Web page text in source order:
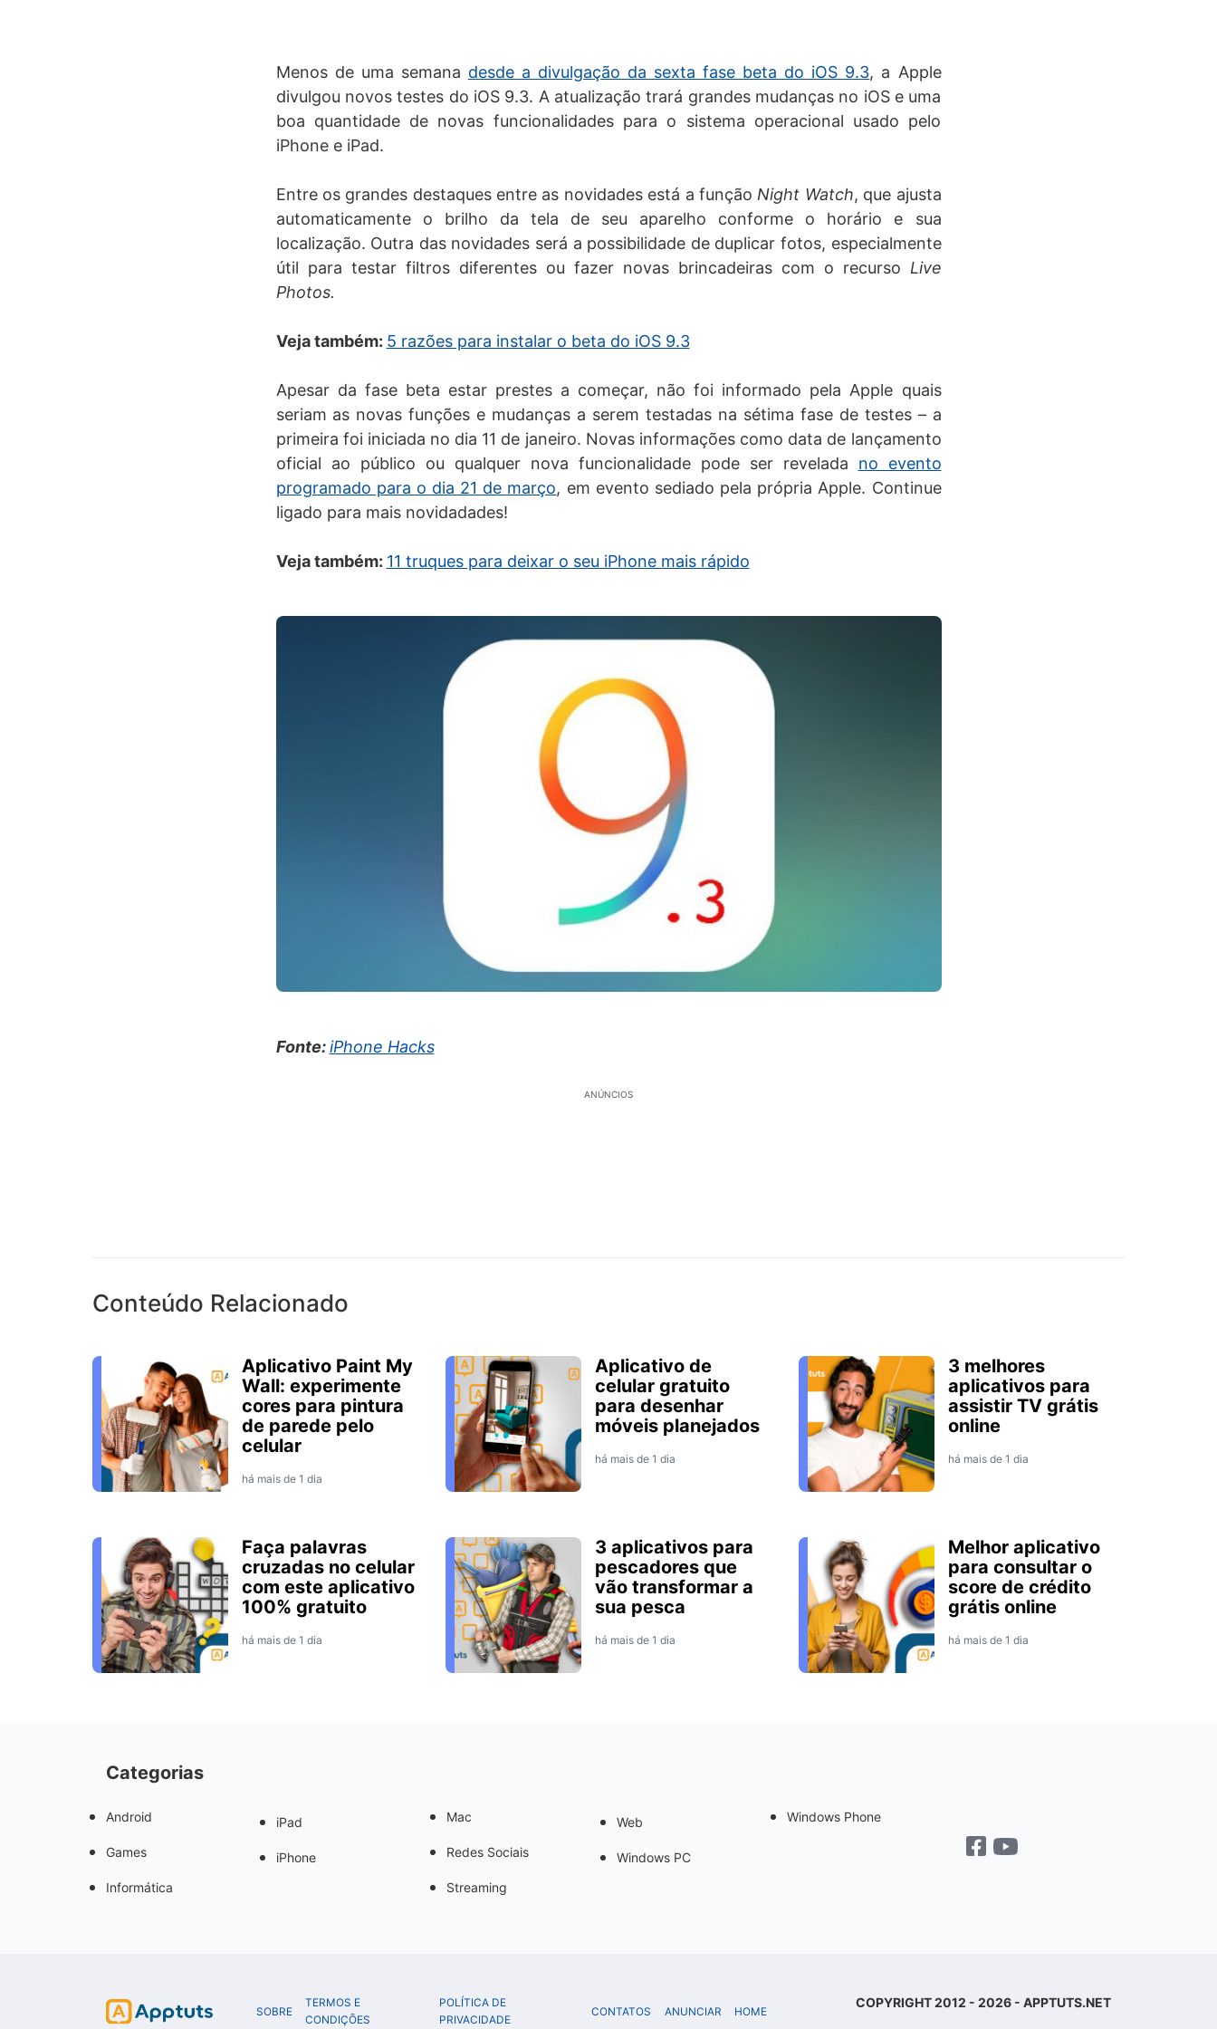
Menos de uma semana desde a divulgação da sexta fase beta do iOS 9.3, a Apple
divulgou novos testes do iOS 9.3. A atualização trará grandes mudanças no iOS e uma
boa quantidade de novas funcionalidades para o sistema operacional usado pelo
iPhone e iPad.
Entre os grandes destaques entre as novidades está a função Night Watch, que ajusta
automaticamente o brilho da tela de seu aparelho conforme o horário e sua
localização. Outra das novidades será a possibilidade de duplicar fotos, especialmente
útil para testar filtros diferentes ou fazer novas brincadeiras com o recurso Live
Photos.
Veja também: 5 razões para instalar o beta do iOS 9.3
Apesar da fase beta estar prestes a começar, não foi informado pela Apple quais
seriam as novas funções e mudanças a serem testadas na sétima fase de testes – a
primeira foi iniciada no dia 11 de janeiro. Novas informações como data de lançamento
oficial ao público ou qualquer nova funcionalidade pode ser revelada no evento
programado para o dia 21 de março, em evento sediado pela própria Apple. Continue
ligado para mais novidadades!
Veja também: 11 truques para deixar o seu iPhone mais rápido
Fonte:iPhone Hacks
ANÚNCIOS
Conteúdo Relacionado
Aplicativo Paint My
Wall: experimente
cores para pintura
de parede pelo
celular
há mais de 1 dia
Aplicativo de
celular gratuito
para desenhar
móveis planejados
há mais de 1 dia
3 melhores
aplicativos para
assistir TV grátis
online
há mais de 1 dia
Faça palavras
cruzadas no celular
com este aplicativo
100% gratuito
há mais de 1 dia
3 aplicativos para
pescadores que
vão transformar a
sua pesca
há mais de 1 dia
Melhor aplicativo
para consultar o
score de crédito
grátis online
há mais de 1 dia
Categorias
Android
Games
Informática
iPad
iPhone
Mac
Redes Sociais
Streaming
Web
Windows PC
Windows Phone
SOBRE
TERMOS E
CONDIÇÕES
POLÍTICA DE
PRIVACIDADE
CONTATOS ANUNCIAR HOME
COPYRIGHT 2012 - 2026 - APPTUTS.NET